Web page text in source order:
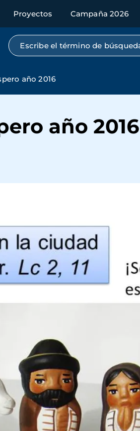
Proyectos Campaña 2026
Búsqueda por texto completo
año 2016
año 2016